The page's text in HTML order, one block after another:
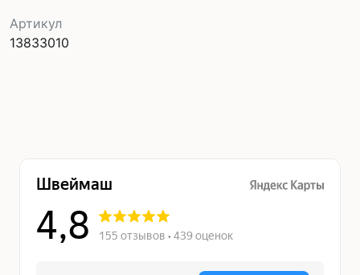
Артикул
13833010